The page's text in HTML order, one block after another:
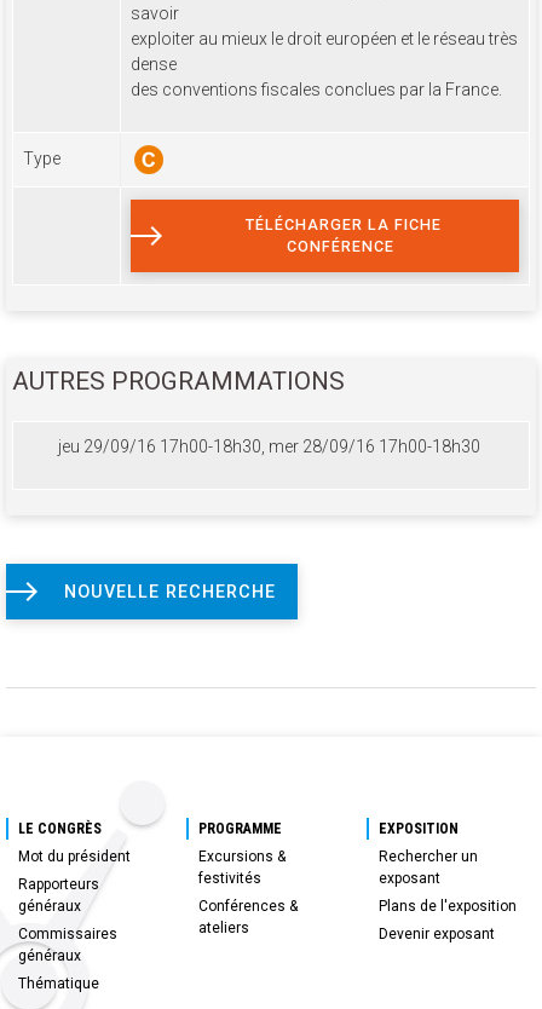
savoir
exploiter au mieux le droit européen et le réseau très
dense
des conventions fiscales conclues par la France.
Type
TÉLÉCHARGER LA FICHE
CONFÉRENCE
AUTRES PROGRAMMATIONS
jeu 29/09/16 17h00-18h30, mer 28/09/16 17h00-18h30
NOUVELLE RECHERCHE
LE CONGRÈS
Mot du président
Rapporteurs
généraux
Commissaires
généraux
Thématique
PROGRAMME
Excursions &
festivités
Conférences &
ateliers
EXPOSITION
Rechercher un
exposant
Plans de l'exposition
Devenir exposant